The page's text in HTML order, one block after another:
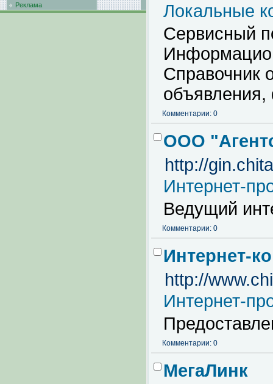
Реклама
Локальные
Сервисный
Справочник
Комментарии: 0
ООО
http://
Интернет-
Ведущий
Комментарии: 0
Интернет-
http://
Интернет-
Комментарии: 0
МегаЛинк